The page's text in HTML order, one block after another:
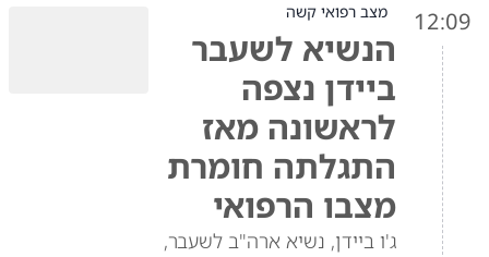
12:09 מצב רפואי קשה
הנשיא לשעבר
ביידן נצפה
לראשונה מאז
התגלתה חומרת
מצבו הרפואי
ג'ו ביידן, נשיא ארה"ב לשעבר,